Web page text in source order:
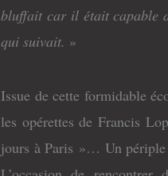
bluffait car il était capable
qui suivait. »
Issue de cette formidable
les opérettes de Francis
jours à Paris »… Un périple